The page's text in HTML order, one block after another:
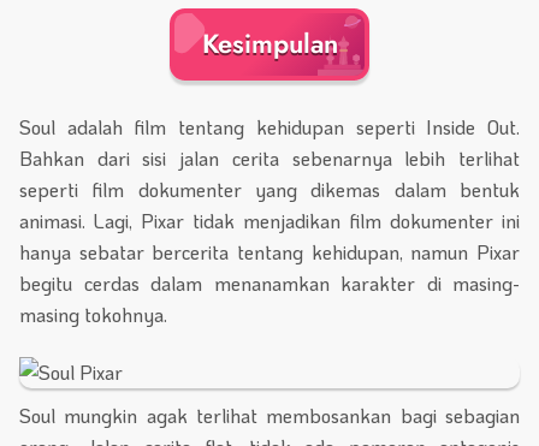
Kesimpulan
Soul adalah film tentang kehidupan seperti Inside Out.
Bahkan dari sisi jalan cerita sebenarnya lebih terlihat
seperti film dokumenter yang dikemas dalam bentuk
animasi. Lagi, Pixar tidak menjadikan film dokumenter ini
hanya sebatar bercerita tentang kehidupan, namun Pixar
begitu cerdas dalam menanamkan karakter di masing-
masing tokohnya.
Soul mungkin agak terlihat membosankan bagi sebagian